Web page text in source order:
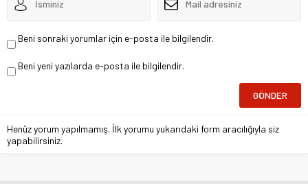
Beni sonraki yorumlar için e-posta ile bilgilendir.
Beni yeni yazılarda e-posta ile bilgilendir.
Henüz yorum yapılmamış. İlk yorumu yukarıdaki form aracılığıyla siz
yapabilirsiniz.